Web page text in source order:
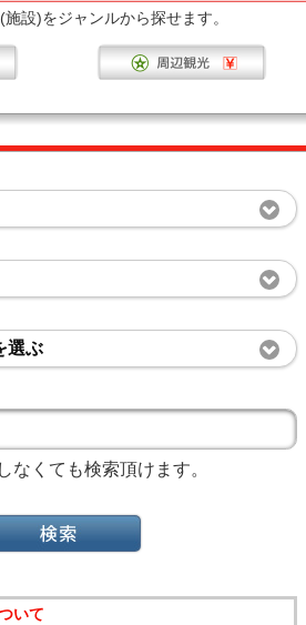
設)をジャンルから探せます。
選ぶ
くても検索頂けます。
いて